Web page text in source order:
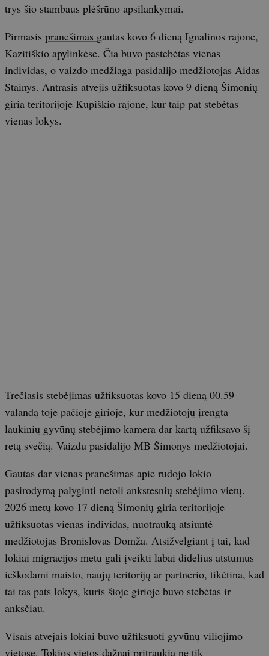
trys šio stambaus plėšrūno apsilankymai.
Pirmasis pranešimas gautas kovo 6 dieną Ignalinos rajone,
Kazitiškio apylinkėse. Čia buvo pastebėtas vienas
individas, o vaizdo medžiaga pasidalijo medžiotojas Aidas
Stainys. Antrasis atvejis užfiksuotas kovo 9 dieną Šimonių
giria teritorijoje Kupiškio rajone, kur taip pat stebėtas
vienas lokys.
Trečiasis stebėjimas užfiksuotas kovo 15 dieną 00.59
valandą toje pačioje girioje, kur medžiotojų įrengta
laukinių gyvūnų stebėjimo kamera dar kartą užfiksavo šį
retą svečią. Vaizdu pasidalijo MB Šimonys medžiotojai.
Gautas dar vienas pranešimas apie rudojo lokio
pasirodymą palyginti netoli ankstesnių stebėjimo vietų.
2026 metų kovo 17 dieną Šimonių giria teritorijoje
užfiksuotas vienas individas, nuotrauką atsiuntė
medžiotojas Bronislovas Domža. Atsižvelgiant į tai, kad
lokiai migracijos metu gali įveikti labai didelius atstumus
ieškodami maisto, naujų teritorijų ar partnerio, tikėtina, kad
tai tas pats lokys, kuris šioje girioje buvo stebėtas ir
anksčiau.
Visais atvejais lokiai buvo užfiksuoti gyvūnų viliojimo
vietose. Tokios vietos dažnai pritraukia ne tik